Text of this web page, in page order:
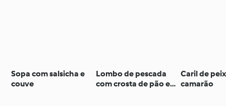
Sopa com salsicha e
couve
Lombo de pescada
com crosta de pão e
Caril de
camarão